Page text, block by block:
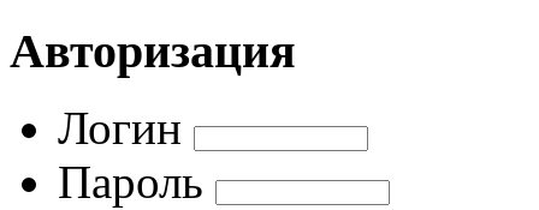
Авторизация
Логин
Пароль